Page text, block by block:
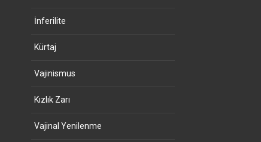
İnferilite
Kürtaj
Vajinismus
Kızlık Zarı
Vajinal Yenilenme